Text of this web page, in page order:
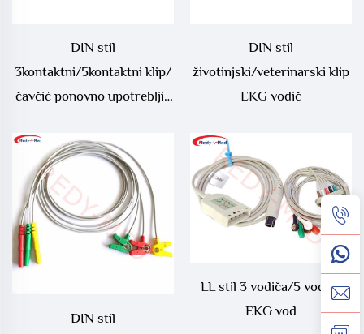
DIN stil
3kontaktni/5kontaktni klip/
čavčić ponovno upotrebljiv
DIN stil
životinjski/veterinarski klip
EKG vodič
DIN stil
LL stil 3 vodiča/5 vodiča
EKG vod